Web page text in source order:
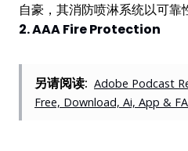
自豪，其消防喷淋系统以可靠
2. AAA Fire Protection
另请阅读: Adobe Podcast
Free, Download, Ai, App &